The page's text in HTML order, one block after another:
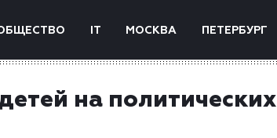
IT МОСКВА ПЕТЕРБУРГ
на политических